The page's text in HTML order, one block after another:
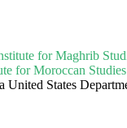
for Maghrib
for Moroccan Studies
States